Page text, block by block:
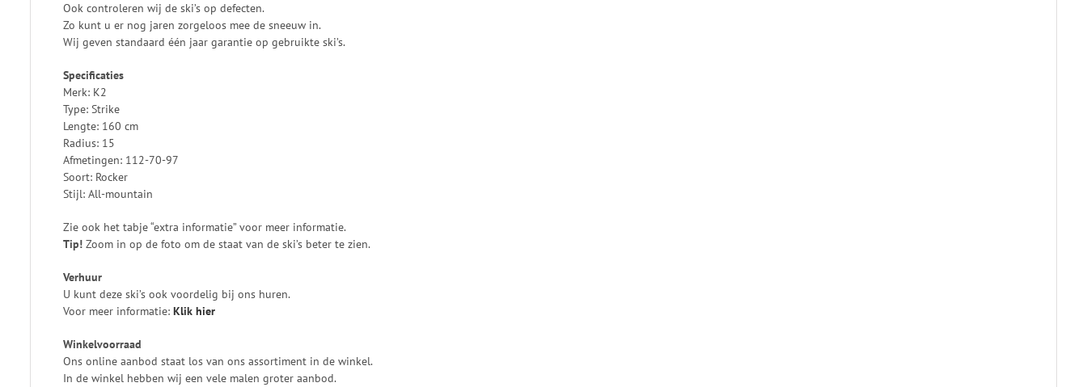
Ook controleren wij de ski’s op defecten.
Zo kunt u er nog jaren zorgeloos mee de sneeuw in.
Wij geven standaard één jaar garantie op gebruikte ski’s.
Specificaties
Merk: K2
Type: Strike
Lengte: 160 cm
Radius: 15
Afmetingen: 112-70-97
Soort: Rocker
Stijl: All-mountain
Zie ook het tabje “extra informatie” voor meer informatie.
Tip! Zoom in op de foto om de staat van de ski’s beter te zien.
Verhuur
U kunt deze ski’s ook voordelig bij ons huren.
Voor meer informatie: Klik hier
Winkelvoorraad
Ons online aanbod staat los van ons assortiment in de winkel.
In de winkel hebben wij een vele malen groter aanbod.